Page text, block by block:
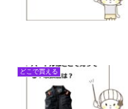
どこで買える